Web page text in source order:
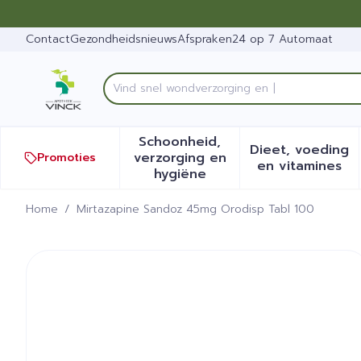
ContactGezondheidsnieuwsAfspraken24 op 7 Automaat
Product, merk, categorie...
Vind snel w
Promoties
Schoonheid,
verzorging en
hygiëneToon submenu voor
Dieet, voeding
en vitamines
Toon
Home / Mirtazapine Sandoz 45mg Orodisp Tabl 100
Mirtazapine Sandoz